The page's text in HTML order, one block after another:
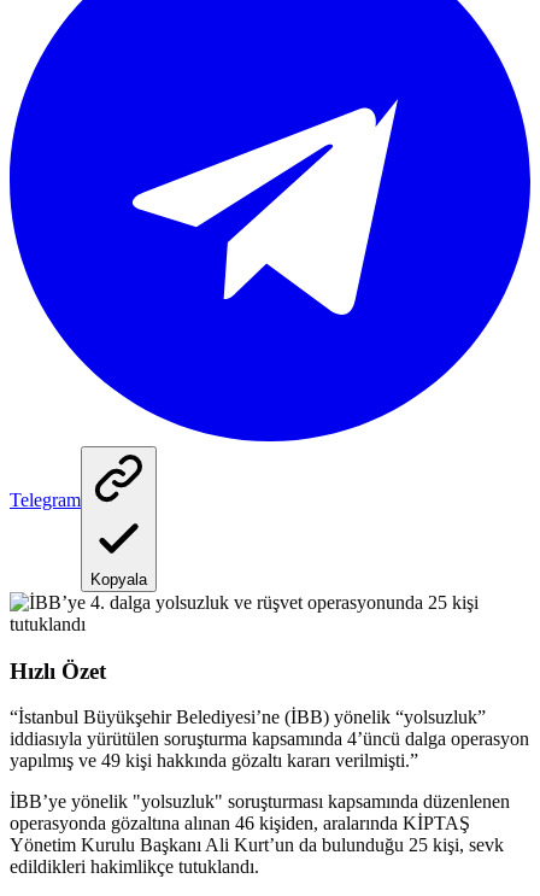
Telegram
Kopyala
Hızlı Özet
“İstanbul Büyükşehir Belediyesi’ne (İBB) yönelik “yolsuzluk”
iddiasıyla yürütülen soruşturma kapsamında 4’üncü dalga operasyon
yapılmış ve 49 kişi hakkında gözaltı kararı verilmişti.”
İBB’ye yönelik "yolsuzluk" soruşturması kapsamında düzenlenen
operasyonda gözaltına alınan 46 kişiden, aralarında KİPTAŞ
Yönetim Kurulu Başkanı Ali Kurt’un da bulunduğu 25 kişi, sevk
edildikleri hakimlikçe tutuklandı.